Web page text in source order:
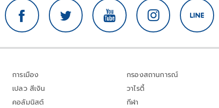
การเมือง
เปลว สีเงิน
คอลัมนิสต์
กรองสถานการณ์
วาไรตี้
กีฬา